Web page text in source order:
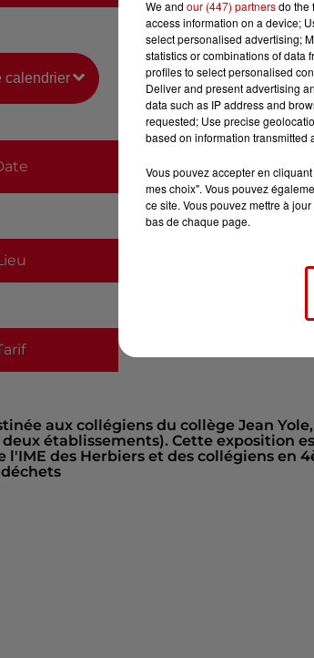
calendrier
au24 juin 2022 à 2h00
aux collégiens du collège Jean
deux établissements). Cette exposition
l'IME des Herbiers et des collégiens en
We and our (447) partnersdo the
access information on a device;
select personalised advertising;
statistics or combinations of data
profiles to select personalised
Deliver and present advertising
data such as IP address and
requested; Use precise
based on information transmitted
Vous pouvez accepter en
mes choix". Vous pouvez
ce site. Vous pouvez mettre à
bas de chaque page.